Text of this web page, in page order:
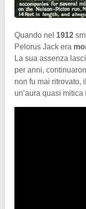
Quando nel 1912
Pelorus Jack era
La sua assenza
per anni,
non fu mai ritrovato,
un’aura quasi